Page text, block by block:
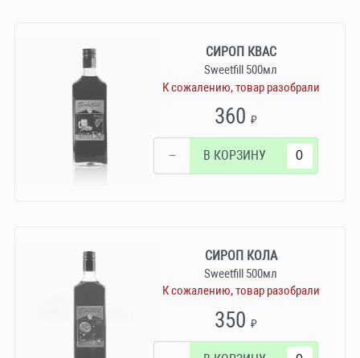
СИРОП КВАС
Sweetfill 500мл
К сожалению, товар разобрали
360₽
− В КОРЗИНУ
СИРОП КОЛА
Sweetfill 500мл
К сожалению, товар разобрали
350₽